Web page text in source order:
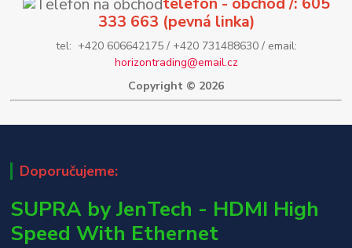
333 663 (pevná linka)
tel: +420 606642175 / +420 731488630 / email:
horizontrading@email.cz
Copyright © 2026
Doporučujeme:
SUPRA by JenTech - HDMI High
Speed With Ethernet